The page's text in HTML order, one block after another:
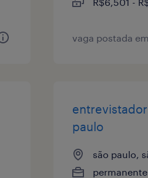
vaga postada
paulo
são paulo,
permanente